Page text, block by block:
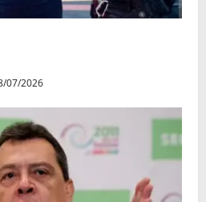
07/2026